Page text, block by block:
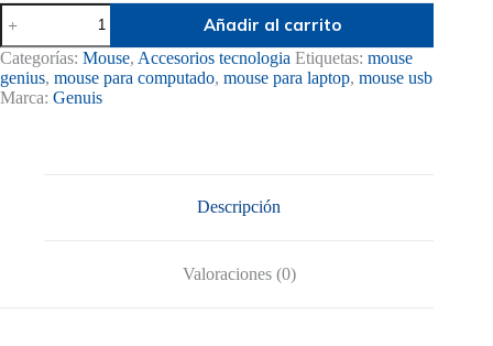
Mouse
Genius
DX-
120
USB
Negro
Añadir al carrito
Categorías: Mouse, Accesorios tecnologia Etiquetas: mouse
genius, mouse para computado, mouse para laptop, mouse usb
Marca: Genuis
Descripción
Valoraciones (0)